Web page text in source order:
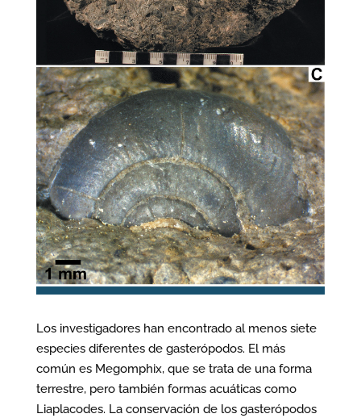
Los investigadores han encontrado al menos siete
especies diferentes de gasterópodos. El más
común es Megomphix, que se trata de una forma
terrestre, pero también formas acuáticas como
Liaplacodes. La conservación de los gasterópodos